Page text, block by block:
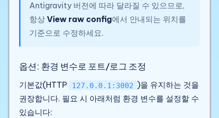
Antigravity 버전에 따라 달라질 수 있으므로,
항상 View raw config에서 안내되는 위치를
기준으로 수정하세요.
옵션: 환경 변수로 포트/로그 조정
기본값(HTTP 127.0.0.1:3002 )을 유지하는 것을
권장합니다. 필요 시 아래처럼 환경 변수를 설정할 수
있습니다: